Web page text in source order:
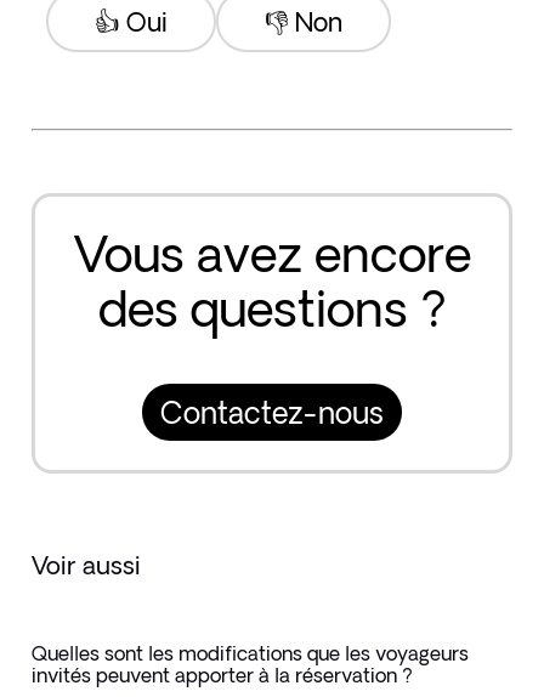
👎 Non
👍 Oui
Vous avez encore
des questions ?
Contactez-nous
Voir aussi
Quelles sont les modifications que les voyageurs
invités peuvent apporter à la réservation ?